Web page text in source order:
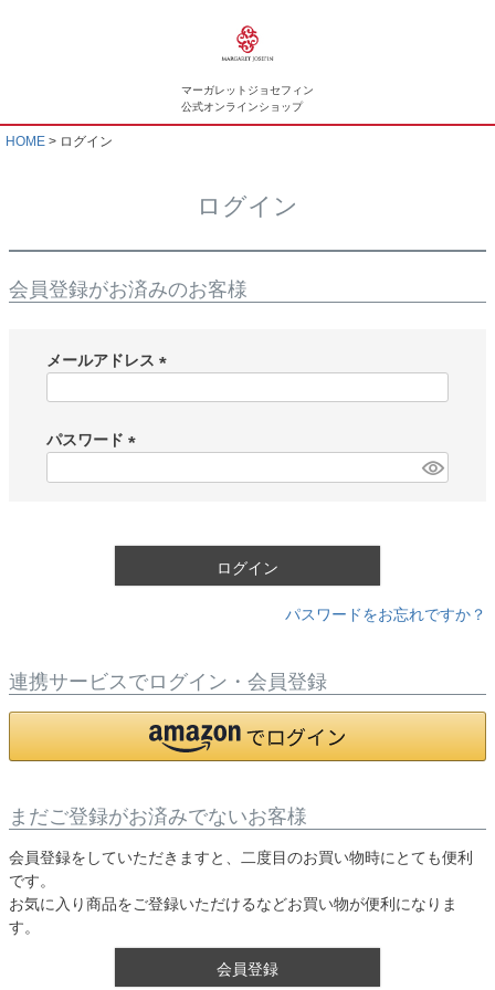
マーガレットジョセフィン
公式オンラインショップ
HOME ログイン
ログイン
会員登録がお済みのお客様
メールアドレス
)
パスワード
ログイン
パスワードをお忘れですか？
連携サービスでログイン・会員登録
まだご登録がお済みでないお客様
会員登録をしていただきますと、二度目のお買い物時にとても便利
です。
お気に入り商品をご登録いただけるなどお買い物が便利になりま
す。
会員登録